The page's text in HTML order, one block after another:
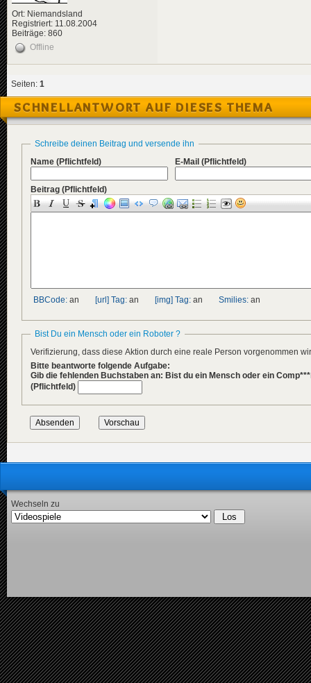
Ort: Niemandsland
Registriert: 11.08.2004
Beiträge: 860
Offline
Seiten: 1
SCHNELLANTWORT AUF DIESES THEMA
Schreibe deinen Beitrag und versende ihn
Name (Pflichtfeld) E-Mail (Pflichtfeld)
Beitrag (Pflichtfeld)
BBCode: an [url] Tag: an [img] Tag: an Smilies: an
Bist Du ein Mensch oder ein Roboter ?
Verifizierung, dass diese Aktion durch eine reale Person vorgenommen
Bitte beantworte folgende Aufgabe:
Gib die fehlenden Buchstaben an: Bist du ein Mensch oder ein
(Pflichtfeld)
Wechseln zu